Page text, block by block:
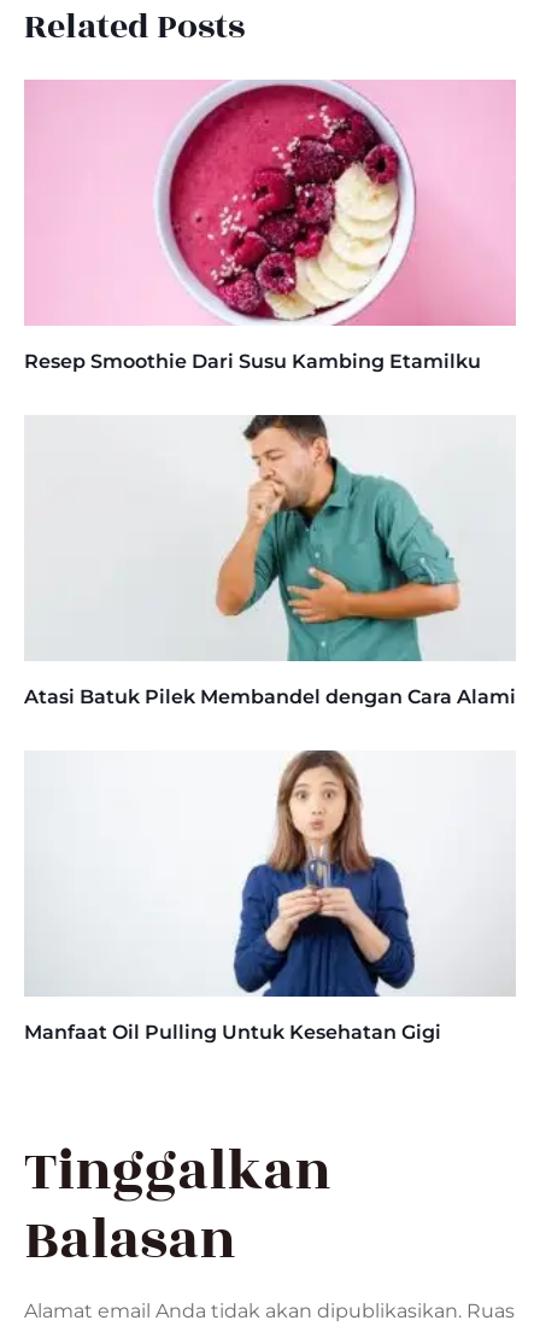
Related Posts
Resep Smoothie Dari Susu Kambing Etamilku
Atasi Batuk Pilek Membandel dengan Cara Alami
Manfaat Oil Pulling Untuk Kesehatan Gigi
Tinggalkan
Balasan
Alamat email Anda tidak akan dipublikasikan. Ruas